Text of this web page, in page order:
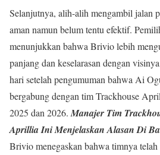
Selanjutnya, alih-alih mengambil jalan
aman namun belum tentu efektif.
menunjukkan bahwa Brivio lebih
panjang dan keselarasan dengan
hari setelah pengumuman bahwa Ai
bergabung dengan tim Trackhouse
2025 dan 2026. Manajer Tim
Aprillia Ini Menjelaskan Alasan Di
Brivio menegaskan bahwa timnya